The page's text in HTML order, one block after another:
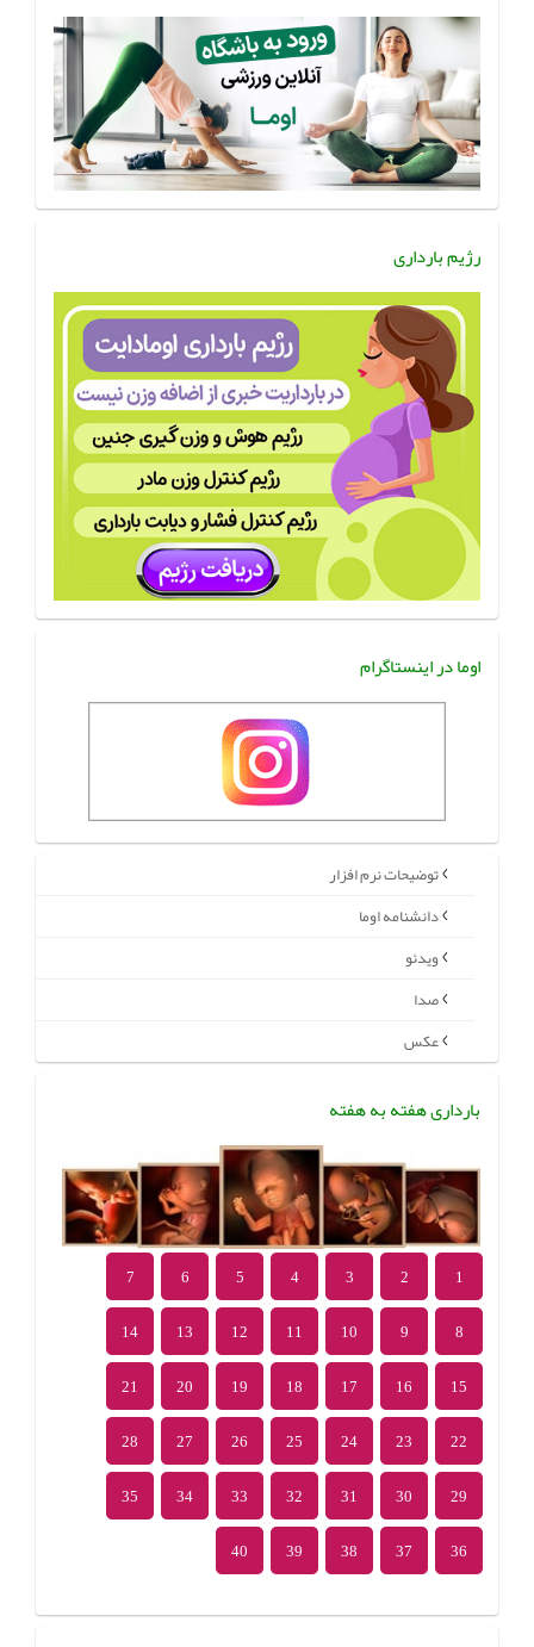
رژیم بارداری
اوما در اینستاگرام
توضیحات نرم افزار
دانشنامه اوما
ویدئو
صدا
عکس
بارداری هفته به هفته
1
2
3
4
5
6
7
8
9
10
11
12
13
14
15
16
17
18
19
20
21
22
23
24
25
26
27
28
29
30
31
32
33
34
35
36
37
38
39
40